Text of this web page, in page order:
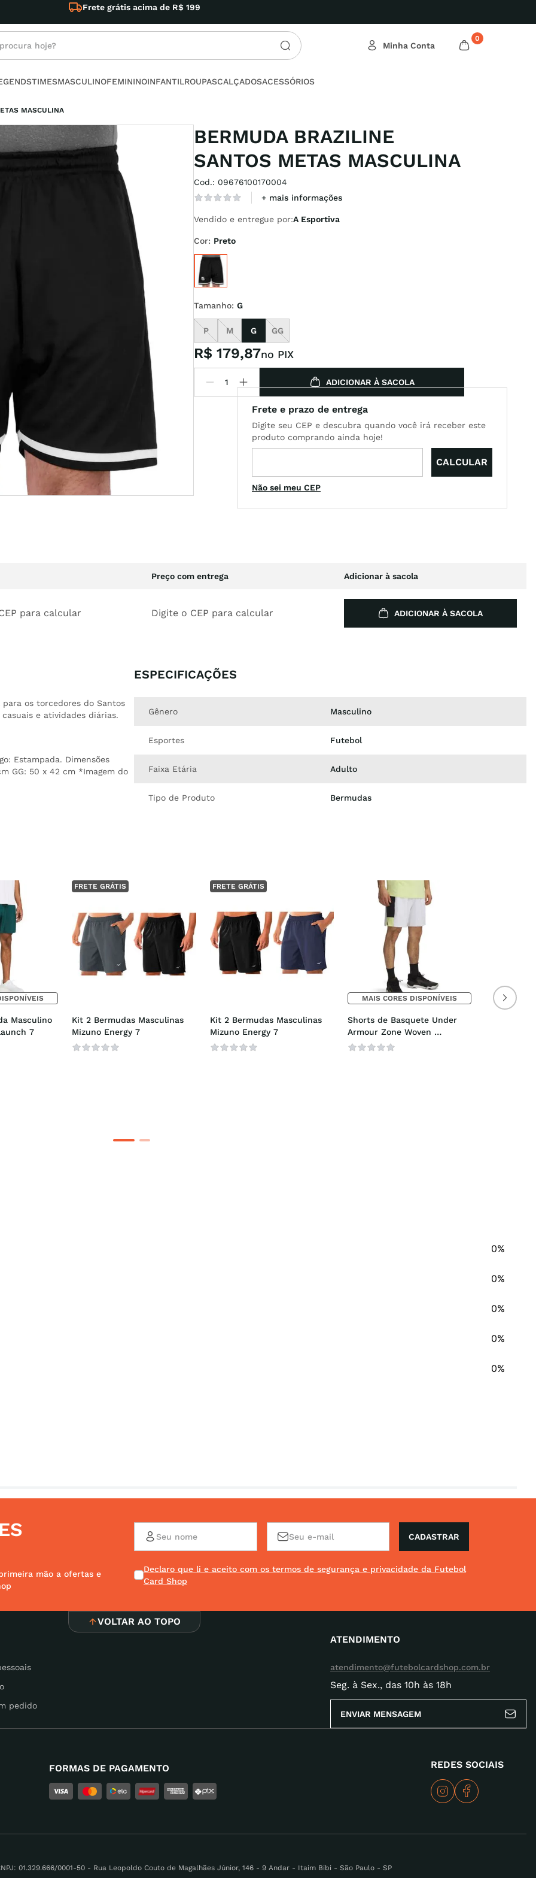
Frete grátis acima de R$ 199
hoje? 0
TIMESMASCULINOFEMININOINFANTILROUPASCALÇADOSACESSÓRIOS
MASCULINA
BERMUDA BRAZILINE
SANTOS METAS MASCULINA
Cod.: 09676100170004
+ mais informações
Vendido e entregue por:A Esportiva
Cor: Preto
Tamanho: G
P M G GG
R$ 179,87no PIX
ADICIONAR À SACOLA
Não sei meu CEP
Preço com entrega Adicionar à sacola
para calcular Digite o CEP para calcular ADICIONAR À SACOLA
os torcedores do Santos
e atividades diárias.
Estampada. Dimensões
GG: 50 x 42 cm *Imagem do
ESPECIFICAÇÕES
Gênero Masculino
Esportes Futebol
Faixa Etária Adulto
Tipo de Produto Bermudas
Masculino
7
FRETE GRÁTIS
Kit 2 Bermudas Masculinas
Mizuno Energy 7
FRETE GRÁTIS
Kit 2 Bermudas Masculinas
Mizuno Energy 7
MAIS CORES DISPONÍVEIS
Shorts de Basquete Under
Armour Zone Woven
Masculino
0%
0%
0%
0%
0%
mão a ofertas e
CADASTRAR
Declaro que li e aceito com os termos de segurança e privacidade da Futebol
Card Shop
VOLTAR AO TOPO
pedido
ATENDIMENTO
atendimento@futebolcardshop.com.br
Seg. à Sex., das 10h às 18h
ENVIAR MENSAGEM
FORMAS DE PAGAMENTO REDES SOCIAIS
01.329.666/0001-50 - Rua Leopoldo Couto de Magalhães Júnior, 146 - 9 Andar - Itaim Bibi - São Paulo - SP
buscados